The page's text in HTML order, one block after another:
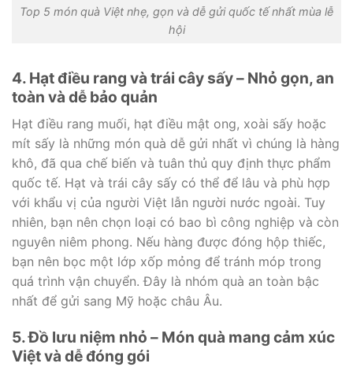
Top 5 món quà Việt nhẹ, gọn và dễ gửi quốc tế nhất mùa lễ
hội
4. Hạt điều rang và trái cây sấy – Nhỏ gọn, an
toàn và dễ bảo quản
Hạt điều rang muối, hạt điều mật ong, xoài sấy hoặc
mít sấy là những món quà dễ gửi nhất vì chúng là hàng
khô, đã qua chế biến và tuân thủ quy định thực phẩm
quốc tế. Hạt và trái cây sấy có thể để lâu và phù hợp
với khẩu vị của người Việt lẫn người nước ngoài. Tuy
nhiên, bạn nên chọn loại có bao bì công nghiệp và còn
nguyên niêm phong. Nếu hàng được đóng hộp thiếc,
bạn nên bọc một lớp xốp mỏng để tránh móp trong
quá trình vận chuyển. Đây là nhóm quà an toàn bậc
nhất để gửi sang Mỹ hoặc châu Âu.
5. Đồ lưu niệm nhỏ – Món quà mang cảm xúc
Việt và dễ đóng gói